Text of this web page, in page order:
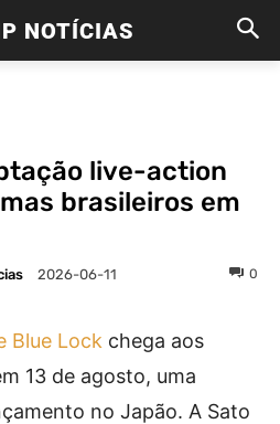
NOTÍCIAS
live-action
brasileiros em
2026-06-11 0
Blue Lock chega aos
13 de agosto, uma
no Japão. A Sato